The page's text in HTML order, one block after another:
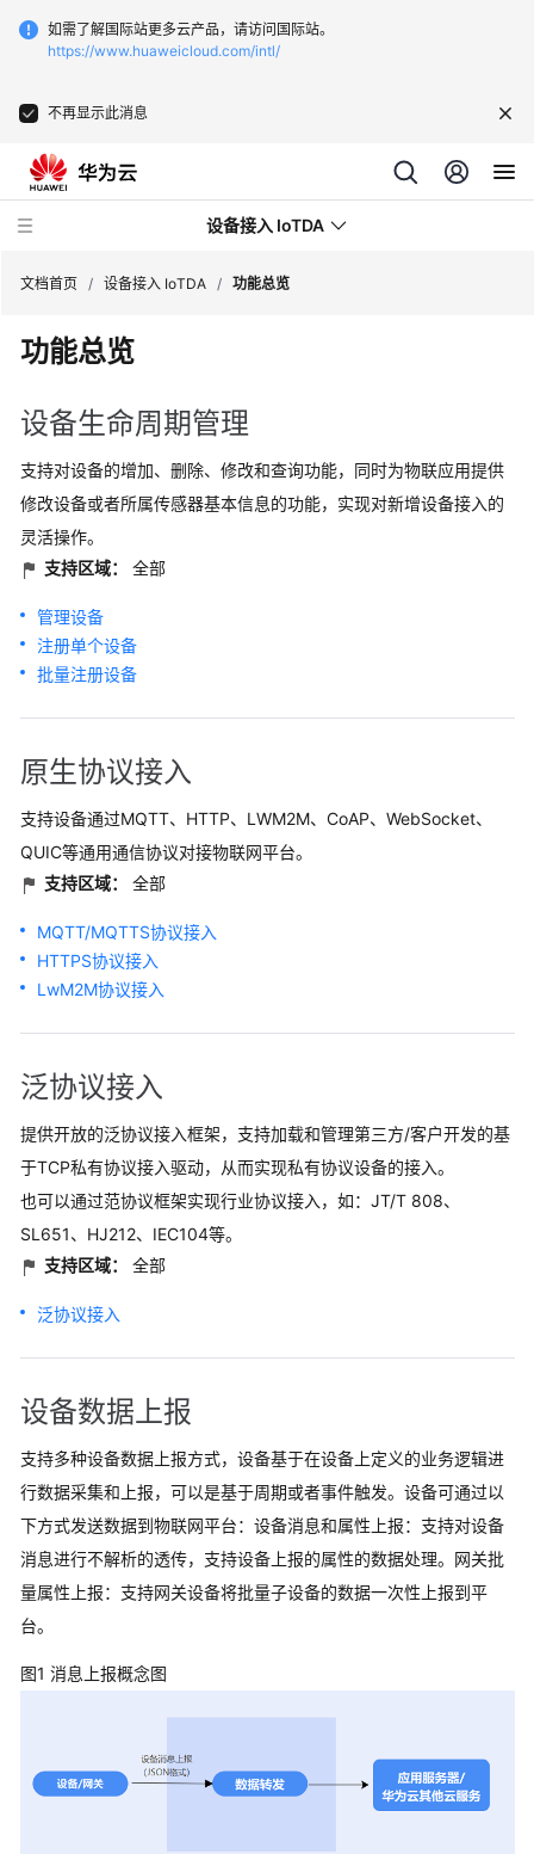
如需了解国际站更多云产品，请访问国际站。
https://www.huaweicloud.com/intl/
不再显示此消息
设备接入 IoTDA
最
动
态
功
能
总
览
服
务
公
计
费
说
产
绍
入
门
用
指
南
佳
开
发
指
南
API
参
SDK
场
景
文档首页 / 设备接入 IoTDA / 功能总览
功能总览
设备生命周期管理
支持对设备的增加、删除、修改和查询功能，同时为物联应用提供
修改设备或者所属传感器基本信息的功能，实现对新增设备接入的
灵活操作。
支持区域：
全部
管理设备
注册单个设备
批量注册设备
原生协议接入
支持设备通过MQTT、HTTP、LWM2M、CoAP、WebSocket、
QUIC等通用通信协议对接物联网平台。
支持区域：
全部
MQTT/MQTTS协议接入
HTTPS协议接入
LwM2M协议接入
泛协议接入
提供开放的泛协议接入框架，支持加载和管理第三方/客户开发的基
于TCP私有协议接入驱动，从而实现私有协议设备的接入。
也可以通过范协议框架实现行业协议接入，如：JT/T 808、
SL651、HJ212、IEC104等。
支持区域：
全部
泛协议接入
设备数据上报
支持多种设备数据上报方式，设备基于在设备上定义的业务逻辑进
行数据采集和上报，可以是基于周期或者事件触发。设备可通过以
下方式发送数据到物联网平台：设备消息和属性上报：支持对设备
消息进行不解析的透传，支持设备上报的属性的数据处理。网关批
量属性上报：支持网关设备将批量子设备的数据一次性上报到平
台。
图1 消息上报概念图